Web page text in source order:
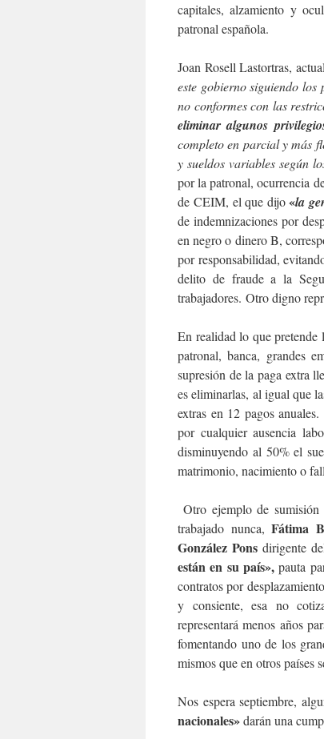
capitales, alzamiento y
patronal española.
Joan Rosell Lastortras,
este gobierno siguiendo los
no conformes con las
eliminar algunos
completo en parcial y más
y sueldos variables según
por la patronal, ocurrencia
de CEIM, el que dijo«la
de indemnizaciones por
en negro o dinero B,
por responsabilidad,
delito de fraude a la
trabajadores. Otro digno
En realidad lo que pretende
patronal, banca, grandes
supresión de la paga extra
es eliminarlas, al igual que
extras en 12 pagos
por cualquier ausencia
disminuyendo al 50% el
matrimonio, nacimiento o
Otro ejemplo de
trabajado nunca,Fátima
González Pons dirigente
están en su país», pauta
contratos por
y consiente, esa no
representará menos años
fomentando uno de los
mismos que en otros países
Nos espera septiembre,
nacionales»darán una